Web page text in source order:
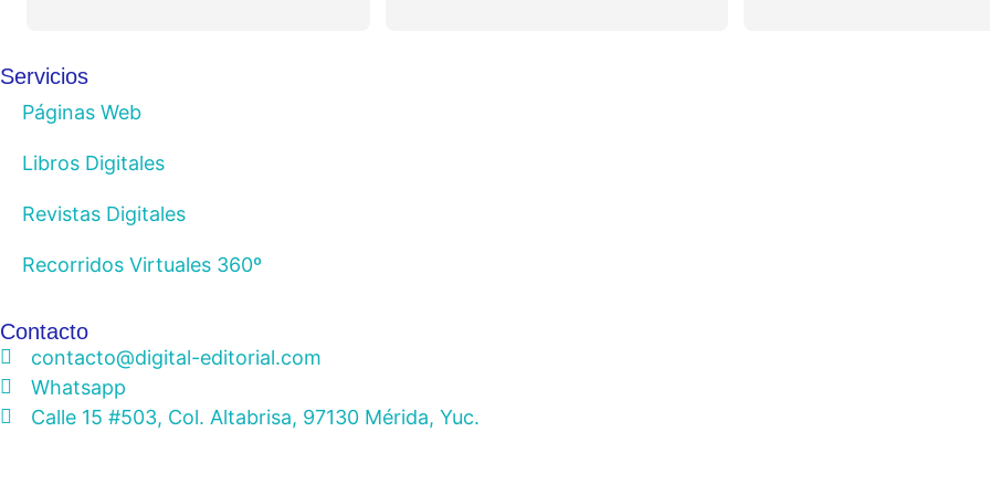
Servicios
Páginas Web
Libros Digitales
Revistas Digitales
Recorridos Virtuales 360º
Contacto
contacto@digital-editorial.com
Whatsapp
Calle 15 #503, Col. Altabrisa, 97130 Mérida, Yuc.